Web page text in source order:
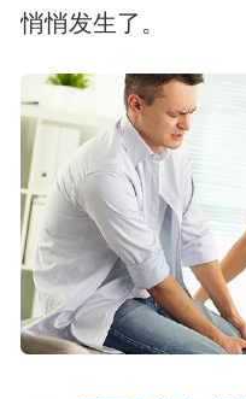
悄悄发生了。